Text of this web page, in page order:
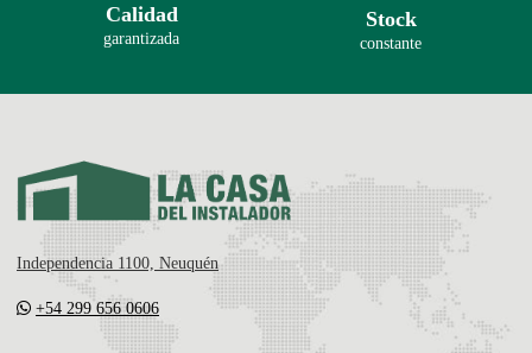
Calidad
garantizada
Stock
constante
Independencia 1100, Neuquén
+54 299 656 0606